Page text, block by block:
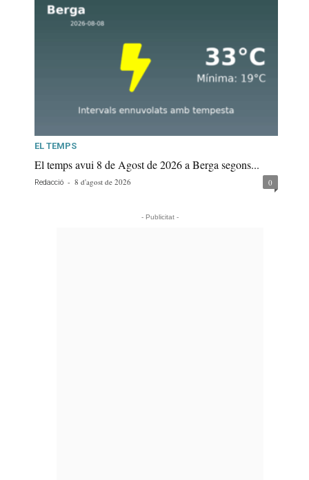
EL TEMPS
El temps avui 8 de Agost de 2026 a Berga segons...
Redacció - 8 d'agost de 2026 0
- Publicitat -